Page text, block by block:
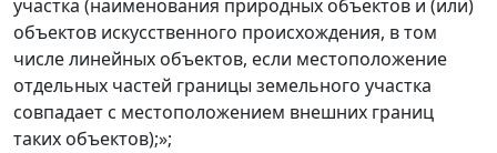
участка (наименования природных объектов и (или)
объектов искусственного происхождения, в том
числе линейных объектов, если местоположение
отдельных частей границы земельного участка
совпадает с местоположением внешних границ
таких объектов);»;